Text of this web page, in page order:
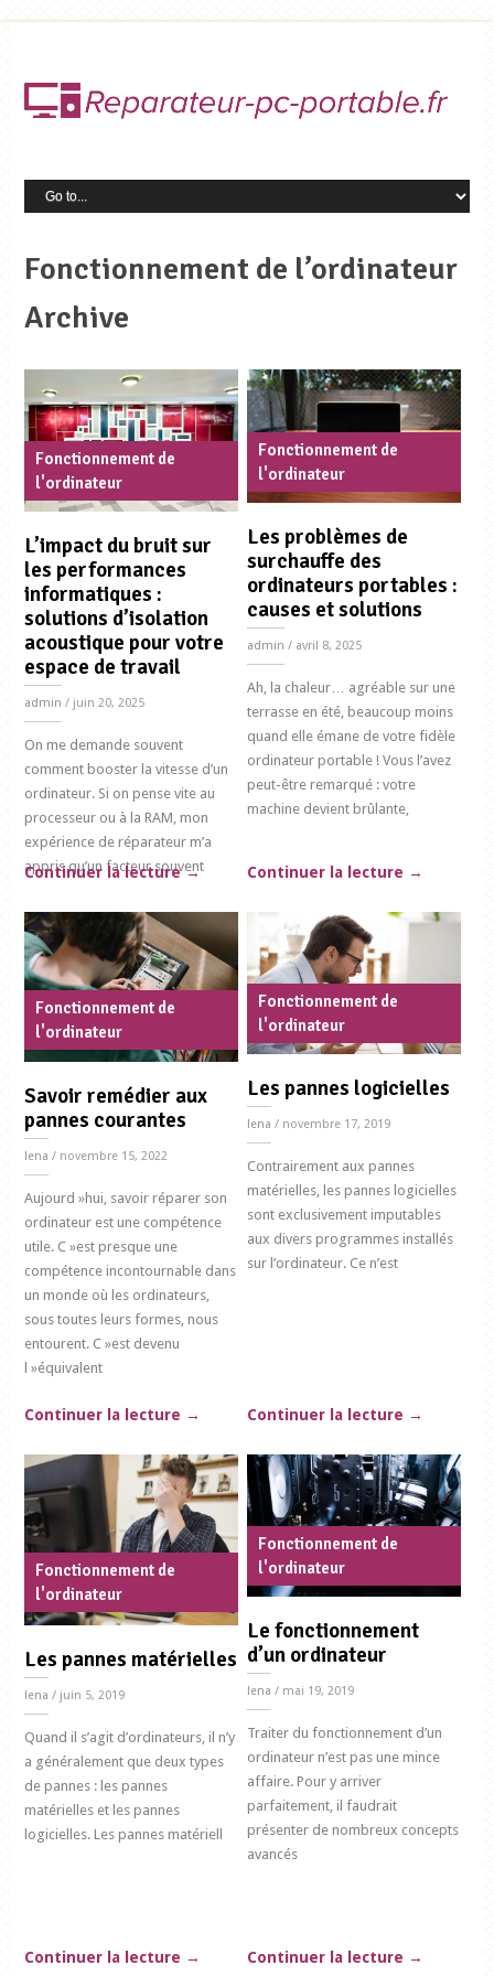
Fonctionnement de l’ordinateur
Archive
Fonctionnement de
l'ordinateur
L’impact du bruit sur
les performances
informatiques :
solutions d’isolation
acoustique pour votre
espace de travail
admin / juin 20, 2025
On me demande souvent
comment booster la vitesse d’un
ordinateur. Si on pense vite au
processeur ou à la RAM, mon
expérience de réparateur m’a
appris qu’un facteur souvent
Continuer la lecture→
Fonctionnement de
l'ordinateur
Les problèmes de
surchauffe des
ordinateurs portables :
causes et solutions
admin / avril 8, 2025
Ah, la chaleur… agréable sur une
terrasse en été, beaucoup moins
quand elle émane de votre fidèle
ordinateur portable ! Vous l’avez
peut-être remarqué : votre
machine devient brûlante,
Continuer la lecture →
Fonctionnement de
l'ordinateur
Savoir remédier aux
pannes courantes
lena / novembre 15, 2022
Aujourd »hui, savoir réparer son
ordinateur est une compétence
utile. C »est presque une
compétence incontournable dans
un monde où les ordinateurs,
sous toutes leurs formes, nous
entourent. C »est devenu
l »équivalent
Continuer la lecture →
Fonctionnement de
l'ordinateur
Les pannes logicielles
lena / novembre 17, 2019
Contrairement aux pannes
matérielles, les pannes logicielles
sont exclusivement imputables
aux divers programmes installés
sur l’ordinateur. Ce n’est
Continuer la lecture →
Fonctionnement de
l'ordinateur
Les pannes matérielles
lena / juin 5, 2019
Quand il s’agit d’ordinateurs, il n’y
a généralement que deux types
de pannes : les pannes
matérielles et les pannes
logicielles. Les pannes matériell
Continuer la lecture →
Fonctionnement de
l'ordinateur
Le fonctionnement
d’un ordinateur
lena / mai 19, 2019
Traiter du fonctionnement d’un
ordinateur n’est pas une mince
affaire. Pour y arriver
parfaitement, il faudrait
présenter de nombreux concepts
avancés
Continuer la lecture →